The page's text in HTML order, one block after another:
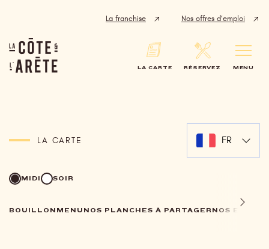
La franchise Nos offres d’emploi
LA CARTE RÉSERVEZ MENU
LA CARTE FR
MIDI SOIR
BOUILLON MENU NOS PLANCHES À PARTAGER NOS